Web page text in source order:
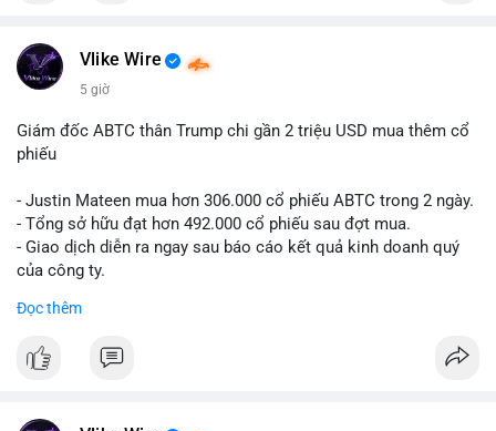
📰 Nguồn: Cointelegraph
Vlike Wire
5 giờ
Giám đốc ABTC thân Trump chi gần 2 triệu USD mua thêm cổ
phiếu
- Justin Mateen mua hơn 306.000 cổ phiếu ABTC trong 2 ngày.
- Tổng sở hữu đạt hơn 492.000 cổ phiếu sau đợt mua.
- Giao dịch diễn ra ngay sau báo cáo kết quả kinh doanh quý
của công ty.
#abtc #cryptonews
$btc $eth
Đọc thêm